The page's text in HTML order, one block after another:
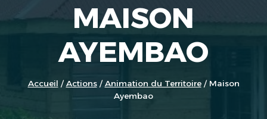
MAISON
AYEMBAO
Accueil / Actions / Animation du Territoire / Maison
Ayembao